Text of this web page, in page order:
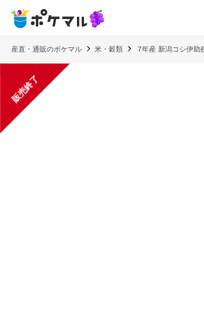
産直・通販のポケマル 米・穀類 7年産 新潟コシ伊助
販売終了